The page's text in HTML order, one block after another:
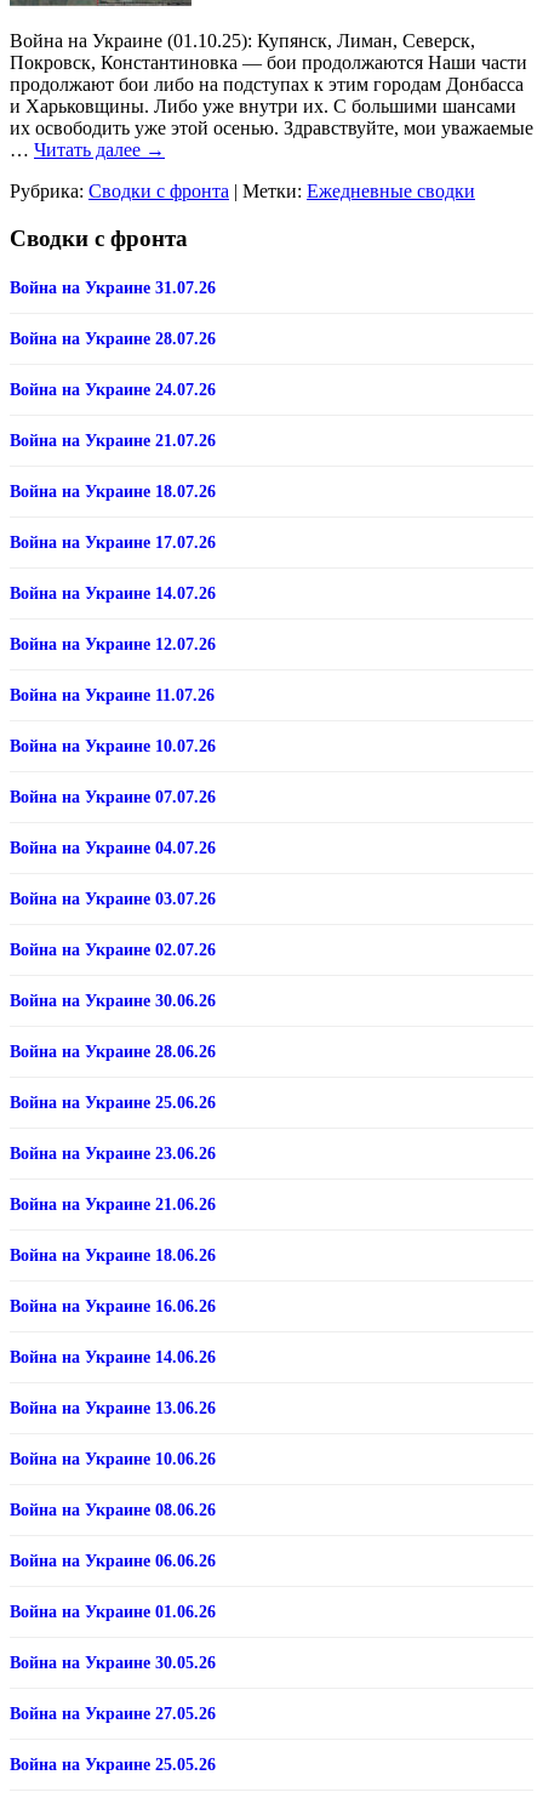
Война на Украине (01.10.25): Купянск, Лиман, Северск,
Покровск, Константиновка — бои продолжаются Наши части
продолжают бои либо на подступах к этим городам Донбасса
и Харьковщины. Либо уже внутри их. С большими шансами
их освободить уже этой осенью. Здравствуйте, мои уважаемые
… Читать далее →
Рубрика: Сводки с фронта Метки: Ежедневные сводки
Сводки с фронта
Война на Украине 31.07.26
Война на Украине 28.07.26
Война на Украине 24.07.26
Война на Украине 21.07.26
Война на Украине 18.07.26
Война на Украине 17.07.26
Война на Украине 14.07.26
Война на Украине 12.07.26
Война на Украине 11.07.26
Война на Украине 10.07.26
Война на Украине 07.07.26
Война на Украине 04.07.26
Война на Украине 03.07.26
Война на Украине 02.07.26
Война на Украине 30.06.26
Война на Украине 28.06.26
Война на Украине 25.06.26
Война на Украине 23.06.26
Война на Украине 21.06.26
Война на Украине 18.06.26
Война на Украине 16.06.26
Война на Украине 14.06.26
Война на Украине 13.06.26
Война на Украине 10.06.26
Война на Украине 08.06.26
Война на Украине 06.06.26
Война на Украине 01.06.26
Война на Украине 30.05.26
Война на Украине 27.05.26
Война на Украине 25.05.26